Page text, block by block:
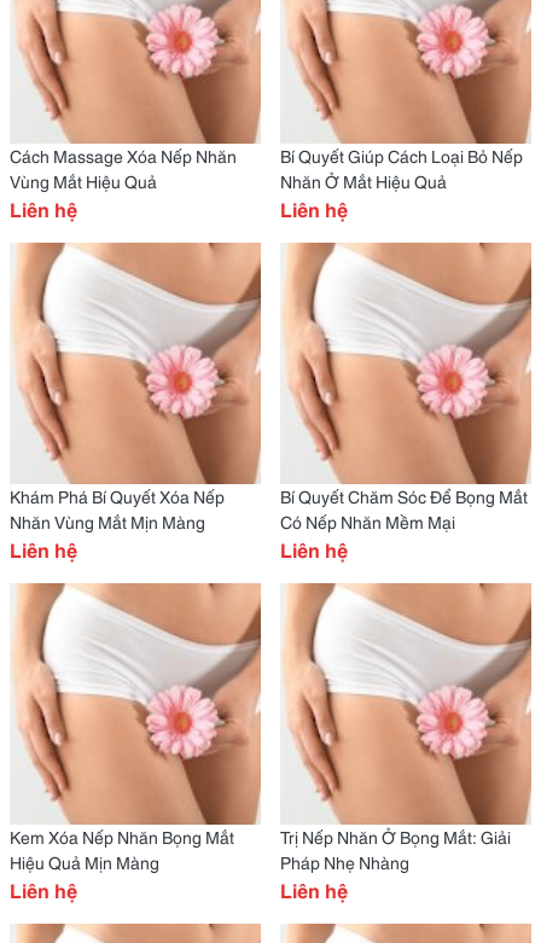
Cách Massage Xóa Nếp Nhăn
Vùng Mắt Hiệu Quả
Liên hệ
Bí Quyết Giúp Cách Loại Bỏ Nếp
Nhăn Ở Mắt Hiệu Quả
Liên hệ
Khám Phá Bí Quyết Xóa Nếp
Nhăn Vùng Mắt Mịn Màng
Liên hệ
Bí Quyết Chăm Sóc Để Bọng Mắt
Có Nếp Nhăn Mềm Mại
Liên hệ
Kem Xóa Nếp Nhăn Bọng Mắt
Hiệu Quả Mịn Màng
Liên hệ
Trị Nếp Nhăn Ở Bọng Mắt: Giải
Pháp Nhẹ Nhàng
Liên hệ